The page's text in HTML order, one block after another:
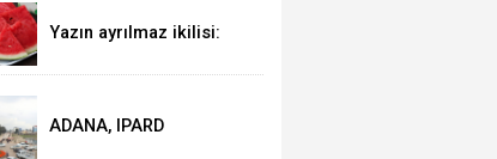
Yazın ayrılmaz ikilisi:
ADANA, IPARD